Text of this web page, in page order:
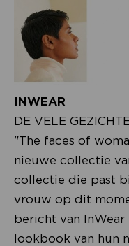
INWEAR
DE VELE
"The faces of
nieuwe collectie
collectie die past
vrouw op dit
bericht van
lookbook van hun